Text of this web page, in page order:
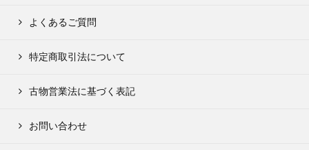
よくあるご質問
特定商取引法について
古物営業法に基づく表記
お問い合わせ